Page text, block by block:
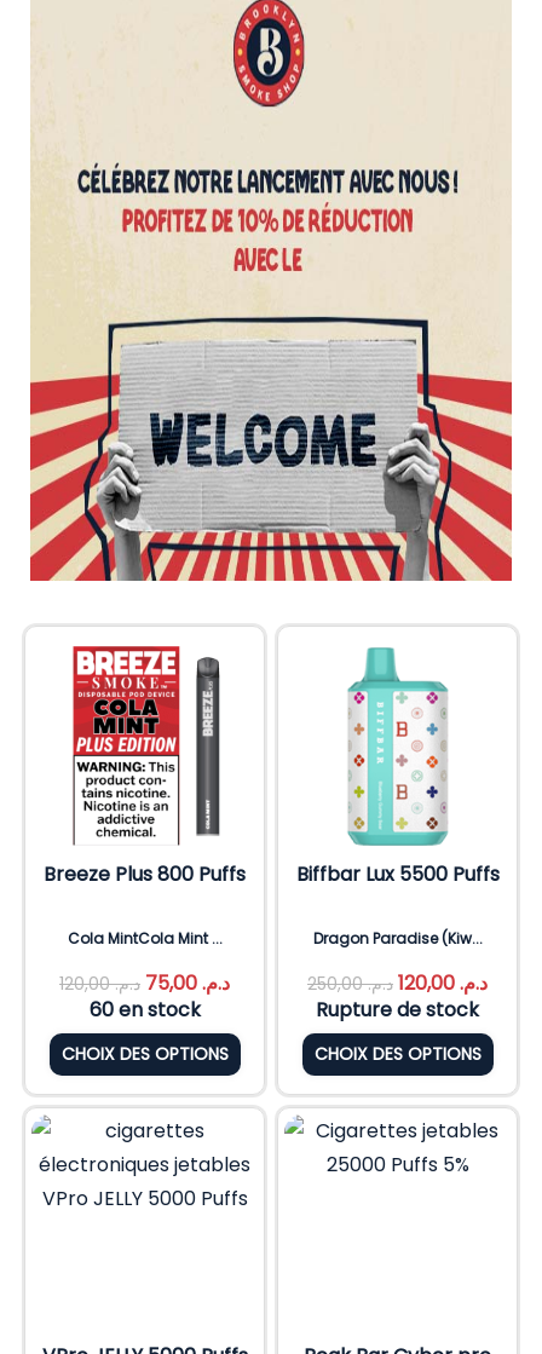
Breeze Plus 800 Puffs
Cola MintCola Mint ...
د.م.120,00 د.م.
60 en stock
CHOIX DES OPTIONS
Biffbar Lux 5500 Puffs
Dragon Paradise (Kiw...
د.م.250,00 د.م.
Rupture de stock
CHOIX DES OPTIONS